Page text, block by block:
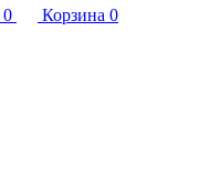
0 Корзина 0